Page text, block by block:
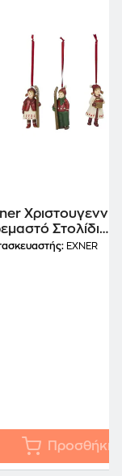
Στολίδι
- Παιδάκι
EXNER
Προσθήκη